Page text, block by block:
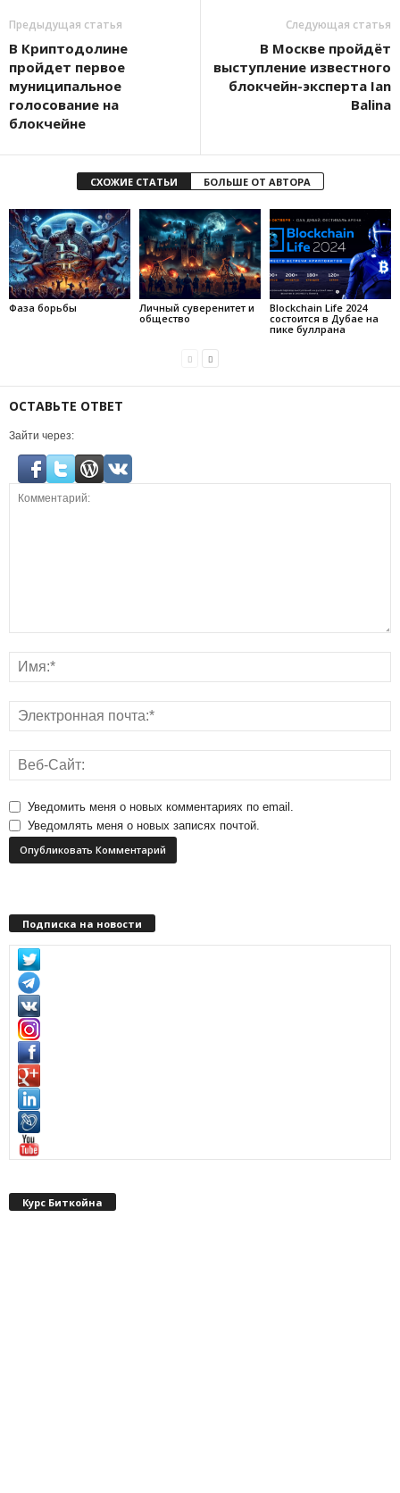
Предыдущая статья
В Криптодолине
пройдет первое
муниципальное
голосование на
блокчейне
Следующая статья
В Москве пройдёт
выступление известного
блокчейн-эксперта Ian
Balina
СХОЖИЕ СТАТЬИ БОЛЬШЕ ОТ АВТОРА
Фаза борьбы
Личный суверенитет и
общество
Blockchain Life 2024
состоится в Дубае на
пике буллрана
ОСТАВЬТЕ ОТВЕТ
Зайти через:
Уведомить меня о новых комментариях по email.
Уведомлять меня о новых записях почтой.
Подписка на новости
Курс Биткойна